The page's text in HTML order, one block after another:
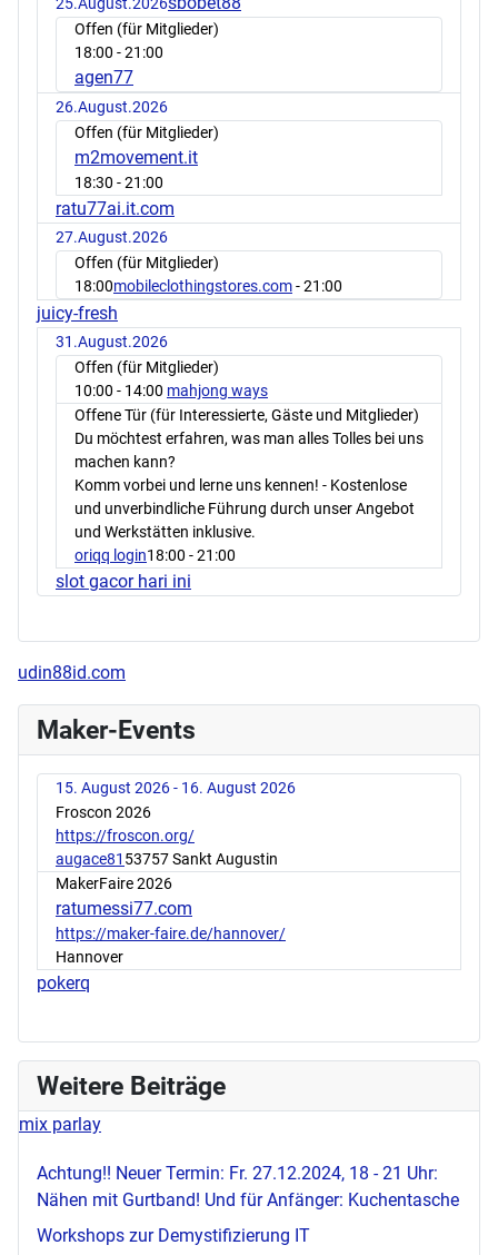
25.August.2026
Offen (für Mitglieder)
18:00 - 21:00
agen77
26.August.2026
Offen (für Mitglieder)
m2movement.it
18:30 - 21:00
ratu77ai.it.com
27.August.2026
Offen (für Mitglieder)
18:00mobileclothingstores.com- 21:00
juicy-fresh
31.August.2026
Offen (für Mitglieder)
10:00 - 14:00 mahjong ways
Offene Tür (für Interessierte, Gäste und Mitglieder)
Du möchtest erfahren, was man alles Tolles bei uns
machen kann?
Komm vorbei und lerne uns kennen! - Kostenlose
und unverbindliche Führung durch unser Angebot
und Werkstätten inklusive.
oriqq login18:00 - 21:00
slot gacor hari ini
udin88id.com
Maker-Events
15. August 2026 - 16. August 2026
Froscon 2026
https://froscon.org/
augace81 53757 Sankt Augustin
MakerFaire 2026
ratumessi77.com
https://maker-faire.de/hannover/
Hannover
pokerq
Weitere Beiträge
mix parlay
Achtung!! Neuer Termin: Fr. 27.12.2024, 18 - 21 Uhr:
Nähen mit Gurtband! Und für Anfänger: Kuchentasche
Workshops zur Demystifizierung IT